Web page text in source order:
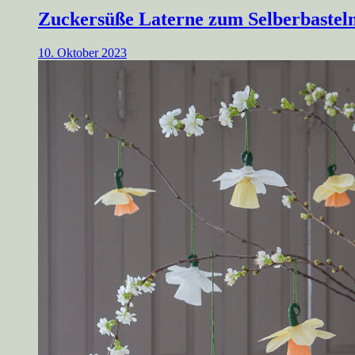
Zuckersüße Laterne zum
10. Oktober 2023